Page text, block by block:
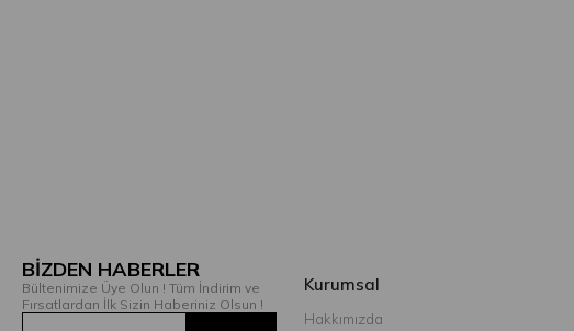
BİZDEN HABERLER
Bültenimize Üye Olun ! Tüm İndirim ve
Fırsatlardan İlk Sizin Haberiniz Olsun !
Kurumsal
Hakkımızda